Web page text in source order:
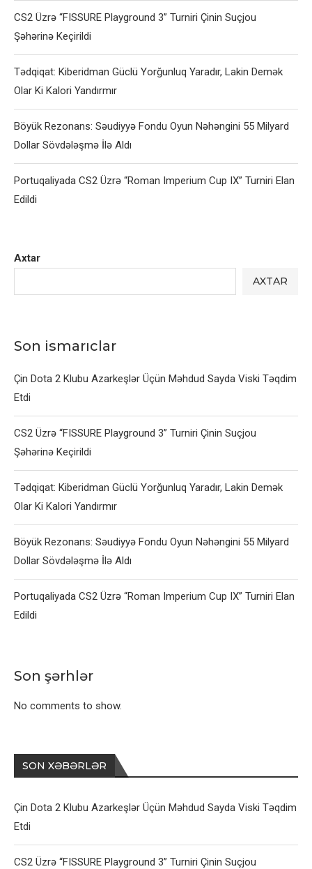
Axtar
AXTAR
Son ismarıclar
Çin Dota 2 Klubu Azarkeşlər Üçün Məhdud Sayda Viski Təqdim
Etdi
CS2 Üzrə “FISSURE Playground 3” Turniri Çinin Suçjou
Şəhərinə Keçirildi
Tədqiqat: Kiberidman Güclü Yorğunluq Yaradır, Lakin Demək
Olar Ki Kalori Yandırmır
Böyük Rezonans: Səudiyyə Fondu Oyun Nəhəngini 55 Milyard
Dollar Sövdələşmə İlə Aldı
Portuqaliyada CS2 Üzrə “Roman Imperium Cup IX” Turniri Elan
Edildi
Son şərhlər
No comments to show.
SON XƏBƏRLƏR
Çin Dota 2 Klubu Azarkeşlər Üçün Məhdud Sayda Viski Təqdim
Etdi
CS2 Üzrə “FISSURE Playground 3” Turniri Çinin Suçjou
CS2 Üzrə “FISSURE Playground 3” Turniri Çinin Suçjou
Şəhərinə Keçirildi
Tədqiqat: Kiberidman Güclü Yorğunluq Yaradır, Lakin Demək
Olar Ki Kalori Yandırmır
Böyük Rezonans: Səudiyyə Fondu Oyun Nəhəngini 55 Milyard
Dollar Sövdələşmə İlə Aldı
Portuqaliyada CS2 Üzrə “Roman Imperium Cup IX” Turniri Elan
Edildi